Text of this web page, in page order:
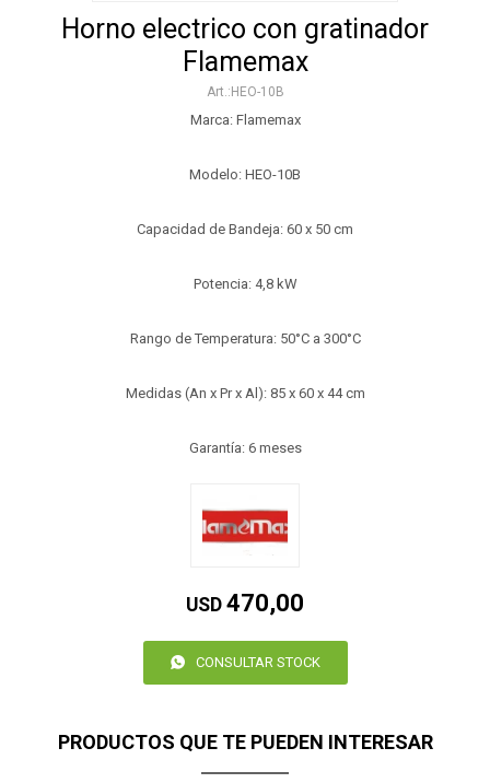
Horno electrico con gratinador
Flamemax
HEO-10B
Marca: Flamemax
Modelo: HEO-10B
Capacidad de Bandeja: 60 x 50 cm
Potencia: 4,8 kW
Rango de Temperatura: 50°C a 300°C
Medidas (An x Pr x Al): 85 x 60 x 44 cm
Garantía: 6 meses
USD 470,00
CONSULTAR STOCK
PRODUCTOS QUE TE PUEDEN INTERESAR